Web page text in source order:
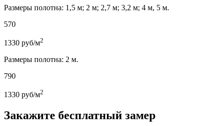
Размеры полотна: 1,5 м; 2 м; 2,7 м; 3,2 м; 4 м, 5 м.
570
1330 руб/м2
Размеры полотна: 2 м.
790
1330 руб/м2
Закажите бесплатный замер